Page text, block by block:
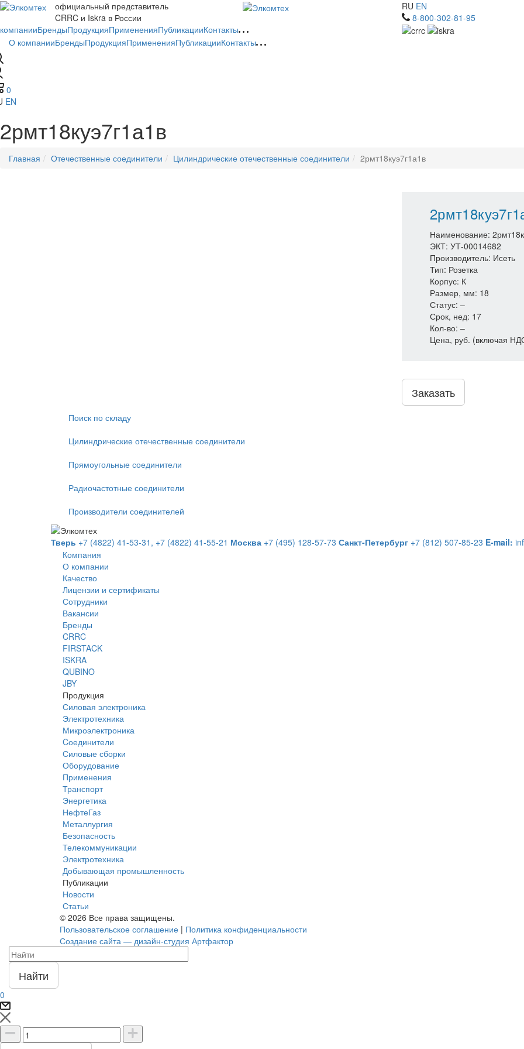
официальный представитель
CRRC и Iskra в России
RU EN
8-800-302-81-95
О компанииБрендыПродукцияПримененияПубликацииКонтакты
БрендыПродукцияПримененияПубликацииКонтакты
0
EN
2рмт18куэ7г1а1в
Главная Отечественные соединители Цилиндрические отечественные соединители 2рмт18куэ7г1а1в
Наименование:
ЭКТ: УТ-00014682
Производитель: Исеть
Тип: Розетка
Корпус: К
Размер, мм: 18
Статус: –
Срок, нед: 17
Кол-во: –
Цена, руб. (включая
Заказать
Поиск по складу
Цилиндрические отечественные соединители
Прямоугольные соединители
Радиочастотные соединители
Производители соединителей
Тверь +7 (4822) 41-53-31, +7 (4822) 41-55-21 Москва +7 (495) 128-57-73 Санкт-Петербург +7 (812) 507-85-23 E-mail:
Компания
О компании
Качество
Лицензии и сертификаты
Сотрудники
Вакансии
Бренды
CRRC
FIRSTACK
ISKRA
QUBINO
JBY
Продукция
Силовая электроника
Электротехника
Микроэлектроника
Cоединители
Силовые сборки
Оборудование
Применения
Транспорт
Энергетика
НефтеГаз
Металлургия
Безопасность
Телекоммуникации
Электротехника
Добывающая промышленность
Публикации
Новости
Статьи
© 2026 Все права защищены.
Пользовательское соглашение | Политика конфиденциальности
Создание сайта — дизайн-студия Артфактор
Найти
0